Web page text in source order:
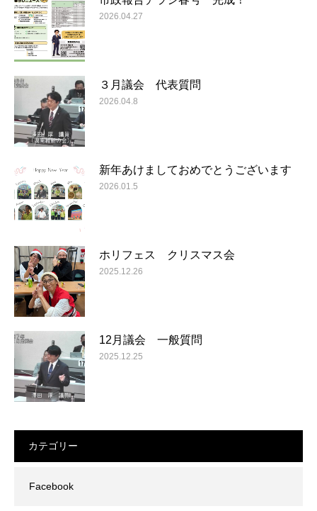
2026.04.27
３月議会 代表質問
2026.04.8
新年あけましておめでとうございます
2026.01.5
ホリフェス クリスマス会
2025.12.26
12月議会 一般質問
2025.12.25
カテゴリー
Facebook